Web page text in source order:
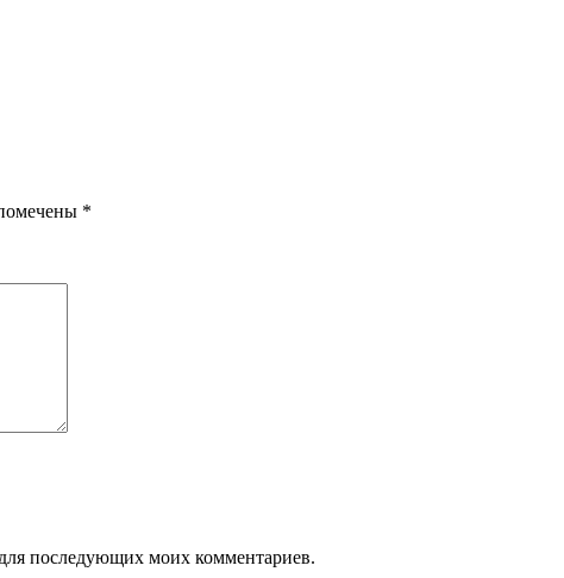
*
последующих моих комментариев.